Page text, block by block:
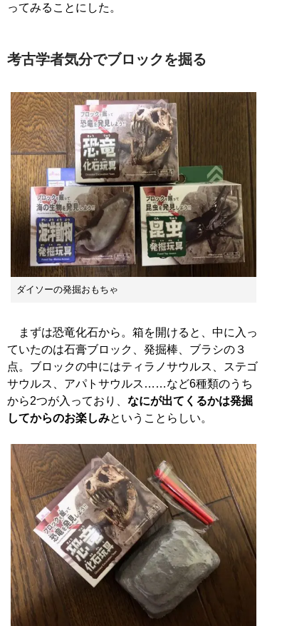
ってみることにした。
考古学者気分でブロックを掘る
ダイソーの発掘おもちゃ
まずは恐竜化石から。箱を開けると、中に入っ
ていたのは石膏ブロック、発掘棒、ブラシの３
点。ブロックの中にはティラノサウルス、ステゴ
サウルス、アパトサウルス……など6種類のうち
から2つが入っており、 なにが出てくるかは発掘
してからのお楽しみということらしい。